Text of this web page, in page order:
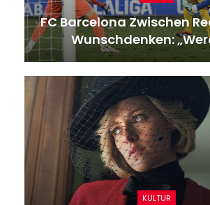
FC Barcelona Zwischen
Wunschdenken:
KULTUR